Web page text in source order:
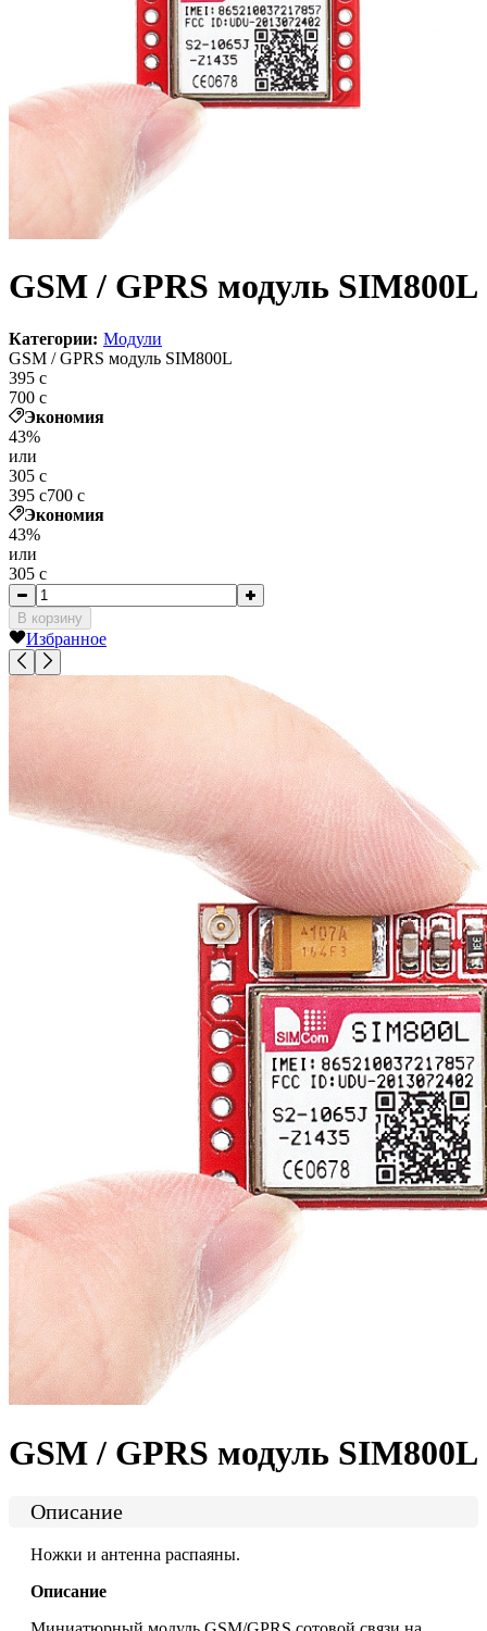
GSM / GPRS модуль SIM800L
Категории: Модули
GSM / GPRS модуль SIM800L
395 c
700 c
Экономия
43%
или
305 c
395 c700 c
Экономия
43%
или
305 c
В корзину
Избранное
GSM / GPRS модуль SIM800L
Описание
Ножки и антенна распаяны.
Описание